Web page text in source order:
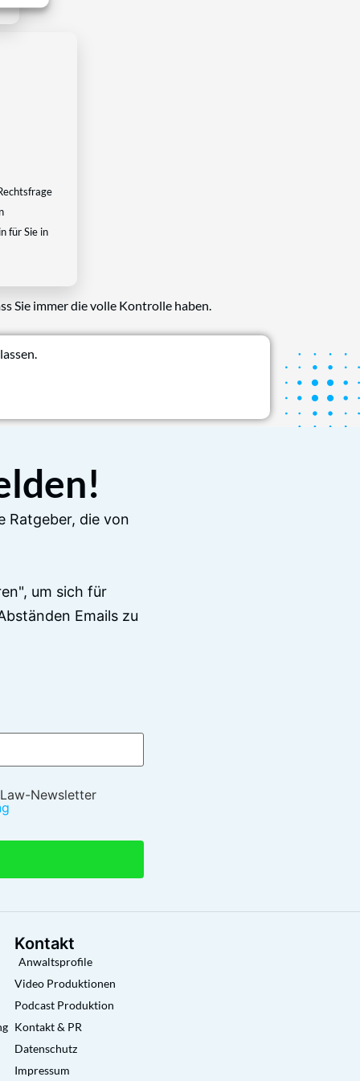
für Sie in
Sie immer die volle Kontrolle haben.
Ratgeber, die von
um sich für
Emails zu
Newsletter
Kontakt
Anwaltsprofile
Video Produktionen
Podcast Produktion
Kontakt & PR
Datenschutz
Impressum